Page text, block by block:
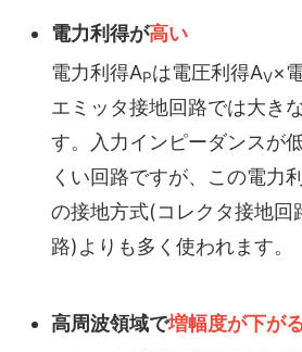
電力利得が高い
電力利得APは電圧利得AV×
エミッタ接地回路では大き
す。入力インピーダンスが
くい回路ですが、この電力
の接地方式(コレクタ接地回
路)よりも多く使われます。
高周波領域で増幅度が下が